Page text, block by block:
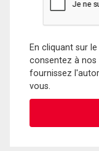
En cliquant sur
consentez à
fournissez
vous.